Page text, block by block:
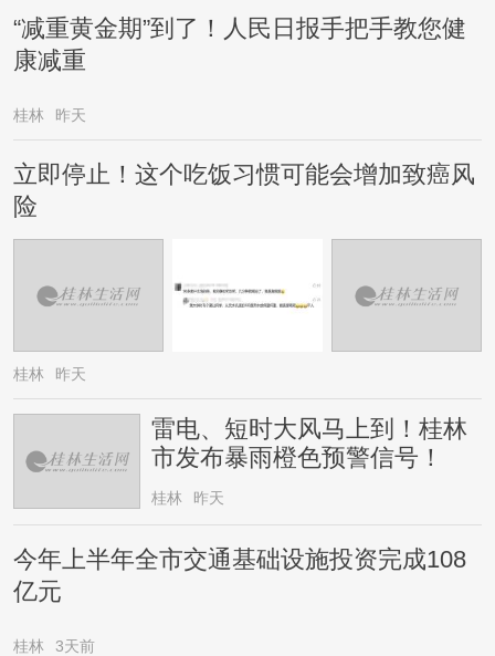
“减重黄金期”到了！人民日报手把手教您健
康减重
桂林 昨天
立即停止！这个吃饭习惯可能会增加致癌风
险
桂林 昨天
雷电、短时大风马上到！桂林
市发布暴雨橙色预警信号！
桂林 昨天
今年上半年全市交通基础设施投资完成108
亿元
桂林 3天前